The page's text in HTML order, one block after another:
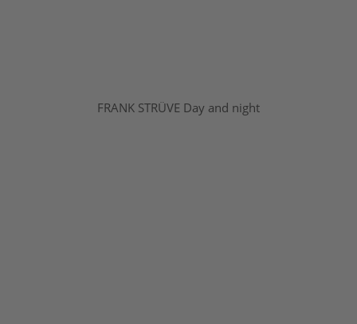
FRANK STRÜVE Day and night